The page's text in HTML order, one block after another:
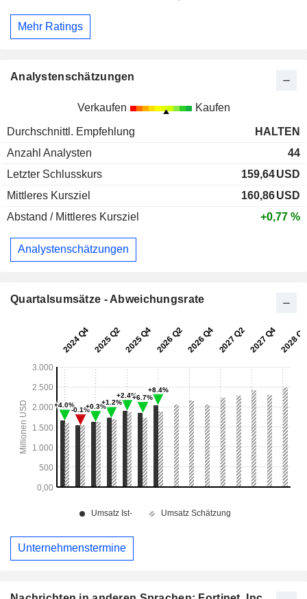
Mehr Ratings
Analystenschätzungen
Verkaufen Kaufen
Durchschnittl. Empfehlung
HALTEN
Anzahl Analysten
44
Letzter Schlusskurs
159,64USD
Mittleres Kursziel
160,86USD
Abstand / Mittleres Kursziel
+0,77 %
Analystenschätzungen
Quartalsumsätze - Abweichungsrate
Unternehmenstermine